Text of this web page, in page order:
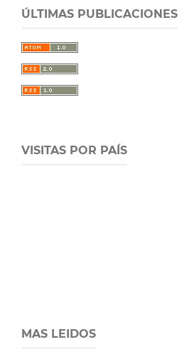
ÚLTIMAS PUBLICACIONES
VISITAS POR PAÍS
MAS LEIDOS